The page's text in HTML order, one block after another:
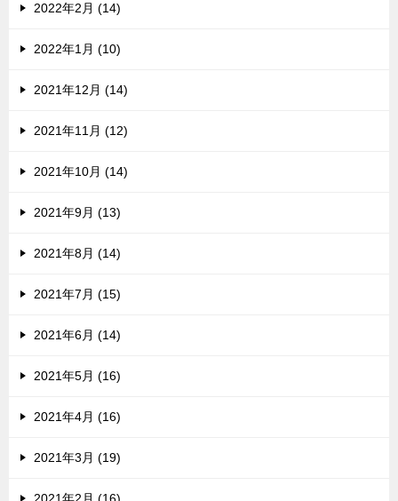
2022年2月 (14)
2022年1月 (10)
2021年12月 (14)
2021年11月 (12)
2021年10月 (14)
2021年9月 (13)
2021年8月 (14)
2021年7月 (15)
2021年6月 (14)
2021年5月 (16)
2021年4月 (16)
2021年3月 (19)